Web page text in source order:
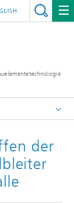
der